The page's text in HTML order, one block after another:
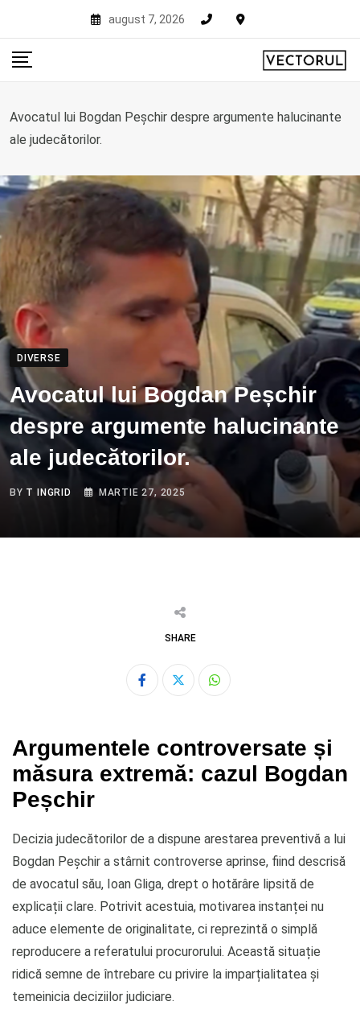
content
august 7, 2026
Avocatul lui Bogdan Peșchir despre argumente halucinante
ale judecătorilor.
DIVERSE
Avocatul lui Bogdan Peșchir
despre argumente halucinante
ale judecătorilor.
BY T INGRID MARTIE 27, 2025
SHARE
Whatsapp
Argumentele controversate și
măsura extremă: cazul Bogdan
Peșchir
Decizia judecătorilor de a dispune arestarea preventivă a lui
Bogdan Peșchir a stârnit controverse aprinse, fiind descrisă
de avocatul său, Ioan Gliga, drept o hotărâre lipsită de
explicații clare. Potrivit acestuia, motivarea instanței nu
aduce elemente de originalitate, ci reprezintă o simplă
reproducere a referatului procurorului. Această situație
ridică semne de întrebare cu privire la imparțialitatea și
temeinicia deciziilor judiciare.